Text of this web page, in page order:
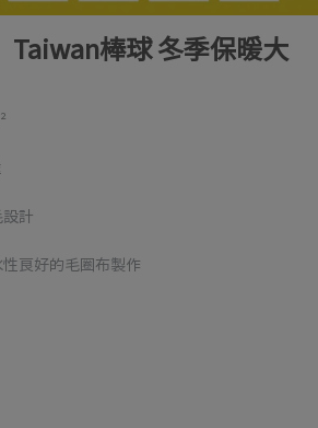
Taiwan棒球 冬季保暖大
計
良好的毛圈布製作